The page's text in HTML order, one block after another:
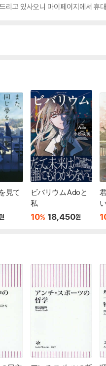
리고 있사오니 마이페이지에서 휴
見て
ビバリウム Adoと
私
10% 18,450원
い